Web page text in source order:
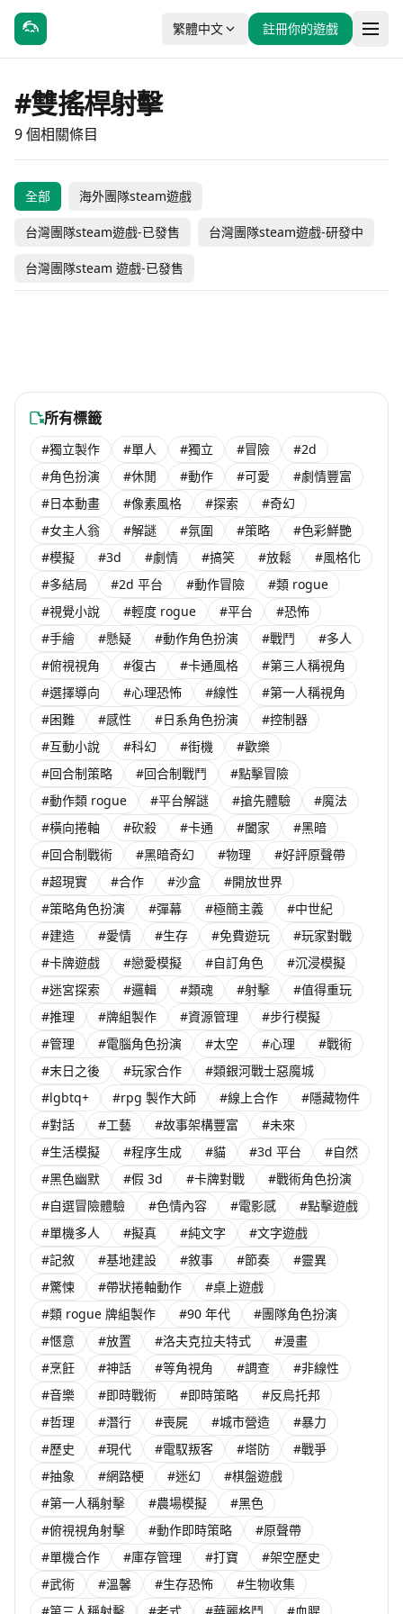
繁體中文 註冊你的遊戲
#雙搖桿射擊
9 個相關條目
全部 海外團隊steam遊戲
台灣團隊steam遊戲-已發售 台灣團隊steam遊戲-研發中
台灣團隊steam 遊戲-已發售
絕境使者
#動作 #獨立製作
自動混亂
#動作 #獨立製作
Antipaint Rocket!
深空涡旋
The Last Strand
飛雷喵
所有標籤
#獨立製作 #單人 #獨立 #冒險
#2d
#角色扮演
#休閒 #動作 #可愛
#劇情豐富
#日本動畫
#像素風格 #探索
#奇幻
#女主人翁
#解謎 #氛圍 #策略
#色彩鮮艷
#模擬
#3d #劇情 #搞笑 #放鬆
#風格化
#多結局
#2d 平台 #動作冒險
#類 rogue
#視覺小說
#輕度 rogue #平台
#恐怖
#手繪
#懸疑 #動作角色扮演 #戰鬥
#多人
#俯視視角
#復古 #卡通風格
#第三人稱視角
#選擇導向
#心理恐怖 #線性
#第一人稱視角
#困難
#感性 #日系角色扮演
#控制器
#互動小說
#科幻 #街機
#歡樂
#回合制策略
#回合制戰鬥
#點擊冒險
#動作類 rogue
#平台解謎 #搶先體驗
#魔法
#橫向捲軸
#砍殺 #卡通 #闔家
#黑暗
#回合制戰術
#黑暗奇幻 #物理
#好評原聲帶
#超現實
#合作 #沙盒
#開放世界
#策略角色扮演
#彈幕 #極簡主義
#中世紀
#建造
#愛情 #生存 #免費遊玩
#玩家對戰
#卡牌遊戲
#戀愛模擬 #自訂角色
#沉浸模擬
#迷宮探索
#邏輯 #類魂 #射擊
#值得重玩
#推理
#牌組製作 #資源管理
#步行模擬
#管理
#電腦角色扮演 #太空 #心理
#戰術
#末日之後
#玩家合作
#類銀河戰士惡魔城
#lgbtq+
#rpg 製作大師 #線上合作
#隱藏物件
#對話
#工藝 #故事架構豐富
#未來
#生活模擬
#程序生成 #貓 #3d 平台
#自然
#黑色幽默
#假 3d #卡牌對戰
#戰術角色扮演
#自選冒險體驗
#色情內容 #電影感
#點擊遊戲
#單機多人
#擬真 #純文字
#文字遊戲
#記敘
#基地建設 #敘事 #節奏
#靈異
#驚悚
#帶狀捲軸動作
#桌上遊戲
#類 rogue 牌組製作
#90 年代
#團隊角色扮演
#愜意
#放置 #洛夫克拉夫特式
#漫畫
#烹飪
#神話 #等角視角 #調查
#非線性
#音樂
#即時戰術 #即時策略
#反烏托邦
#哲理
#潛行 #喪屍 #城市營造
#暴力
#歷史
#現代 #電馭叛客 #塔防
#戰爭
#抽象
#網路梗 #迷幻
#棋盤遊戲
#第一人稱射擊
#農場模擬
#黑色
#俯視視角射擊
#動作即時策略
#原聲帶
#單機合作
#庫存管理 #打寶
#架空歷史
#武術
#溫馨 #生存恐怖
#生物收集